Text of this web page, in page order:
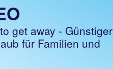
get away - Günstiger
für Familien und